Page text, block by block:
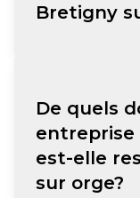
Bretigny
De quels
entreprise
est-elle
sur orge?